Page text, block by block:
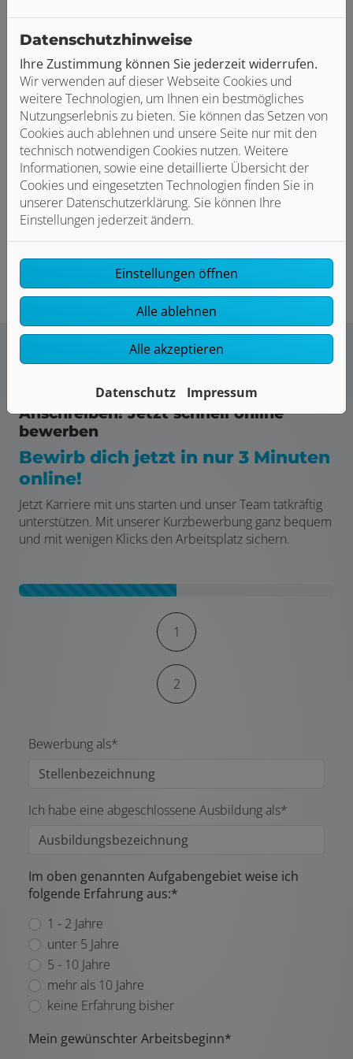
Als Ansprechpartner der Firma Nicolo Clemente Sanitär-
Heizung aus Heilbronn möchte ich gerne ein
unverbindliches und attraktives Job-Angebot vorstellen.
Dazu geht der erste Schritt ganz einfach über unsere
Kurzbewerbung ganz unten, aber auch telefonisch sind
wir jederzeit erreichbar.
Wir freuen uns auf die Zusammenarbeit!
Kontakt
Ansprechpartner: Herr Nicolo Clemente
E-Mail: nicolo.clemente.shk@t-online.de
Telefon: 07131 160327
Traumjob sichern - ganz ohne
Anschreiben! Jetzt schnell online
bewerben
Bewirb dich jetzt in nur 3 Minuten
online!
Jetzt Karriere mit uns starten und unser Team tatkräftig
unterstützen. Mit unserer Kurzbewerbung ganz bequem
und mit wenigen Klicks den Arbeitsplatz sichern.
Kontaktformular-Fortschritt
1
2
Bewerbung als*
Ich habe eine abgeschlossene Ausbildung als*
Im oben genannten Aufgabengebiet weise ich
folgende Erfahrung aus:*
1 - 2 Jahre
unter 5 Jahre
5 - 10 Jahre
mehr als 10 Jahre
keine Erfahrung bisher
Mein gewünschter Arbeitsbeginn*
Datenschutzhinweise
Ihre Zustimmung können Sie jederzeit widerrufen.
Wir verwenden auf dieser Webseite Cookies und
weitere Technologien, um Ihnen ein bestmögliches
Nutzungserlebnis zu bieten. Sie können das Setzen von
Cookies auch ablehnen und unsere Seite nur mit den
technisch notwendigen Cookies nutzen. Weitere
Informationen, sowie eine detaillierte Übersicht der
Cookies und eingesetzten Technologien finden Sie in
unserer Datenschutzerklärung. Sie können Ihre
Einstellungen jederzeit ändern.
Einstellungen öffnen
Alle ablehnen
Alle akzeptieren
Datenschutz Impressum